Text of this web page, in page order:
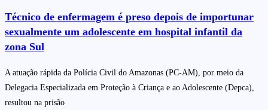
Técnico de enfermagem é preso depois de importunar
sexualmente um adolescente em hospital infantil da
zona Sul
A atuação rápida da Polícia Civil do Amazonas (PC-AM), por meio da
Delegacia Especializada em Proteção à Criança e ao Adolescente (Depca),
resultou na prisão